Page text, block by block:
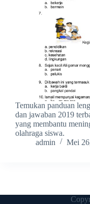
Temukan panduan
dan jawaban 2019
yang membantu
olahraga siswa.
admin
Mei